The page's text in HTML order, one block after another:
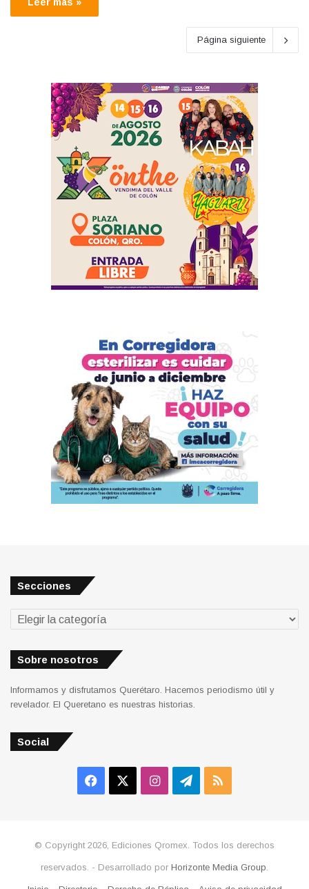
Página siguiente
Secciones
Secciones
Sobre nosotros
Informamos y disfrutamos Querétaro. Hacemos periodismo útil y
revelador. El Queretano es nuestras historias.
Social
Facebook InstagramTelegram
RSS
© Copyright 2026, Ediciones Qromex. Todos los derechos
reservados. - Desarrollado por Horizonte Media Group